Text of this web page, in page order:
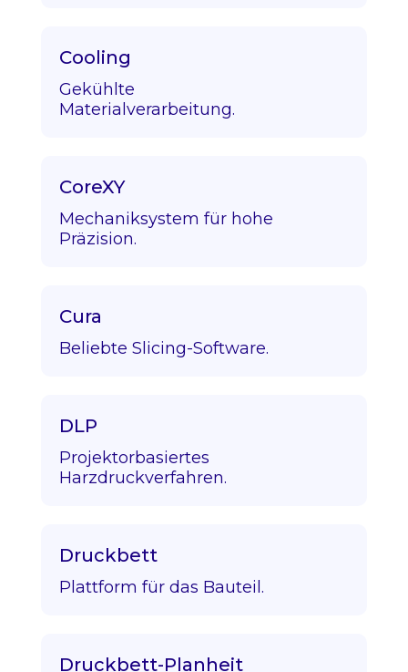
Cooling
Gekühlte
Materialverarbeitung.
CoreXY
Mechaniksystem für hohe
Präzision.
Cura
Beliebte Slicing-Software.
DLP
Projektorbasiertes
Harzdruckverfahren.
Druckbett
Plattform für das Bauteil.
Druckbett-Planheit